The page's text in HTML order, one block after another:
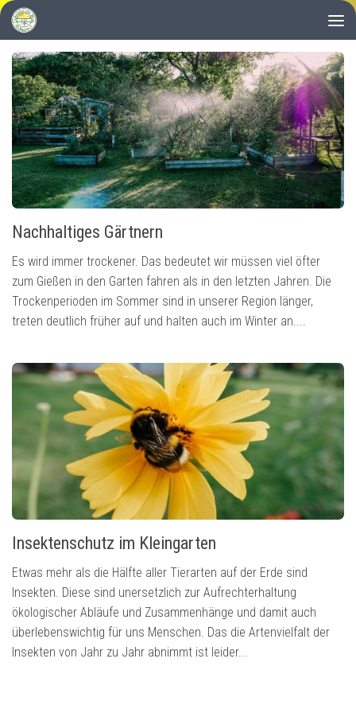
Zum Inhalt springen
Nachhaltiges Gärtnern
Es wird immer trockener. Das bedeutet wir müssen viel öfter
zum Gießen in den Garten fahren als in den letzten Jahren. Die
Trockenperioden im Sommer sind in unserer Region länger,
treten deutlich früher auf und halten auch im Winter an....
Insektenschutz im Kleingarten
Etwas mehr als die Hälfte aller Tierarten auf der Erde sind
Insekten. Diese sind unersetzlich zur Aufrechterhaltung
ökologischer Abläufe und Zusammenhänge und damit auch
überlebenswichtig für uns Menschen. Das die Artenvielfalt der
Insekten von Jahr zu Jahr abnimmt ist leider...